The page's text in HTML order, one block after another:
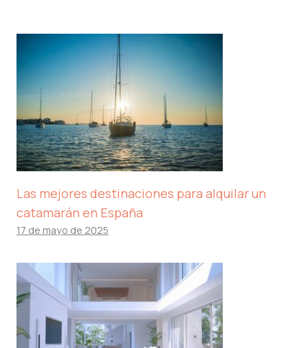
Las mejores destinaciones para alquilar un
catamarán en España
17 de mayo de 2025